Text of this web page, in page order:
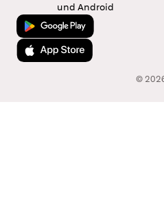
und Android
Jetzt bei Google Play
Laden im App Store
©